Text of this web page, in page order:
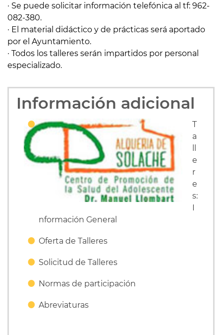
· Se puede solicitar información telefónica al tf: 962-
082-380.
· El material didáctico y de prácticas será aportado
por el Ayuntamiento.
· Todos los talleres serán impartidos por personal
especializado.
Información adicional
T
a
e
r
e
s:
I
nformación General
Oferta de Talleres
Solicitud de Talleres
Normas de participación
Abreviaturas